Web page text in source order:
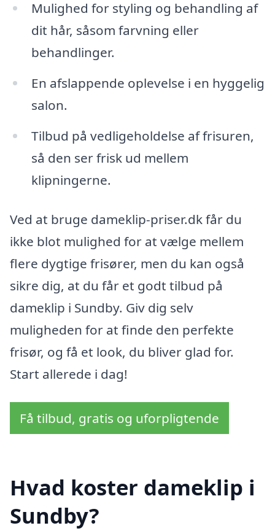
Mulighed for styling og behandling af
dit hår, såsom farvning eller
behandlinger.
En afslappende oplevelse i en hyggelig
salon.
Tilbud på vedligeholdelse af frisuren,
så den ser frisk ud mellem
klipningerne.
Ved at bruge dameklip-priser.dk får du
ikke blot mulighed for at vælge mellem
flere dygtige frisører, men du kan også
sikre dig, at du får et godt tilbud på
dameklip i Sundby. Giv dig selv
muligheden for at finde den perfekte
frisør, og få et look, du bliver glad for.
Start allerede i dag!
Få tilbud, gratis og uforpligtende
Hvad koster dameklip i
Sundby?